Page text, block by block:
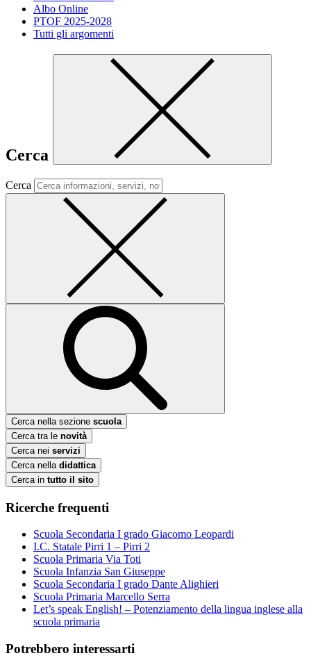
Albo Online
PTOF 2025-2028
Tutti gli argomenti
Cerca
Cerca
Cerca nella sezione scuola
Cerca tra le novità
Cerca nei servizi
Cerca nella didattica
Cerca in tutto il sito
Ricerche frequenti
Scuola Secondaria I grado Giacomo Leopardi
I.C. Statale Pirri 1 – Pirri 2
Scuola Primaria Via Toti
Scuola Infanzia San Giuseppe
Scuola Secondaria I grado Dante Alighieri
Scuola Primaria Marcello Serra
Let’s speak English! – Potenziamento della lingua inglese alla
scuola primaria
Potrebbero interessarti